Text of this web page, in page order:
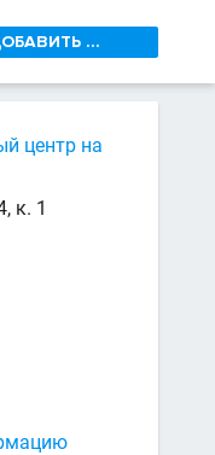
...
центр на
к. 1